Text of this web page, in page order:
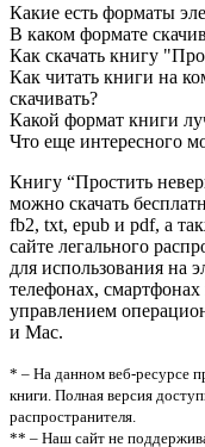
Какие есть форматы
В каком формате
Как скачать книгу
Как читать книги на
скачивать?
Какой формат книги
Что еще интересного
Книгу “Простить
можно скачать
fb2, txt, epub и pdf, а
сайте легального
для использования на
телефонах,
управлением
и Mac.
* – На данном веб-ресурсе
книги. Полная версия
распространителя.
** – Наш сайт не